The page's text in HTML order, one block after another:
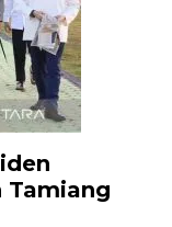
Tamiang